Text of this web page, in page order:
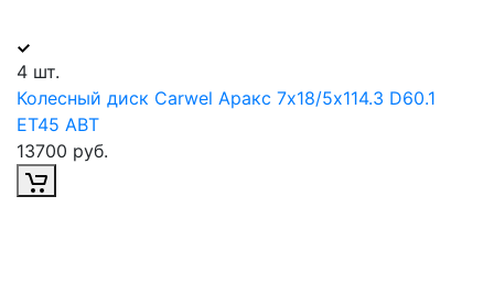
4 шт.
Колесный диск Carwel Аракс 7х18/5х114.3 D60.1
ET45 ABT
13700 руб.